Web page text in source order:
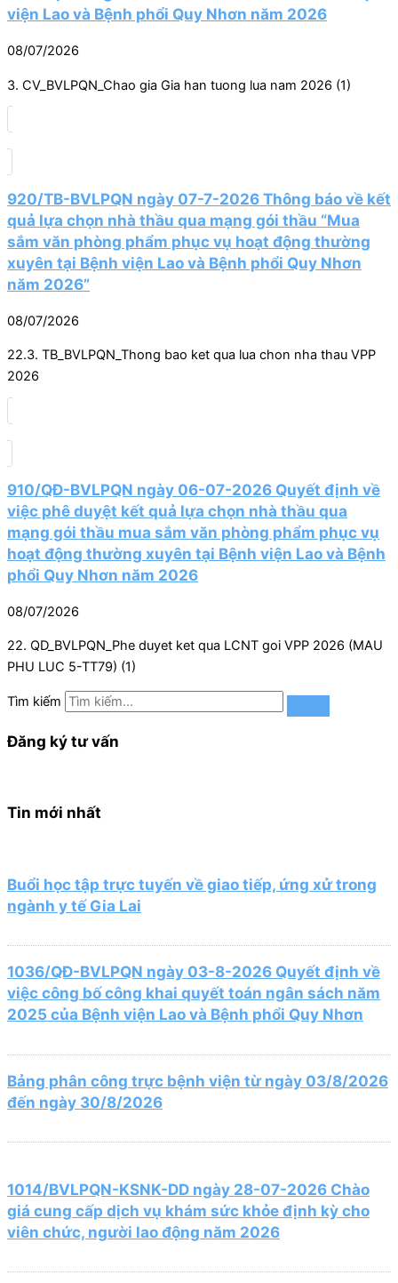
viện Lao và Bệnh phổi Quy Nhơn năm 2026
08/07/2026
3. CV_BVLPQN_Chao gia Gia han tuong lua nam 2026 (1)
920/TB-BVLPQN ngày 07-7-2026 Thông báo về kết
quả lựa chọn nhà thầu qua mạng gói thầu “Mua
sắm văn phòng phẩm phục vụ hoạt động thường
xuyên tại Bệnh viện Lao và Bệnh phổi Quy Nhơn
năm 2026”
08/07/2026
22.3. TB_BVLPQN_Thong bao ket qua lua chon nha thau VPP
2026
910/QĐ-BVLPQN ngày 06-07-2026 Quyết định về
việc phê duyệt kết quả lựa chọn nhà thầu qua
mạng gói thầu mua sắm văn phòng phẩm phục vụ
hoạt động thường xuyên tại Bệnh viện Lao và Bệnh
phổi Quy Nhơn năm 2026
08/07/2026
22. QD_BVLPQN_Phe duyet ket qua LCNT goi VPP 2026 (MAU
PHU LUC 5-TT79) (1)
Tìm kiếm
Đăng ký tư vấn
Tin mới nhất
Buổi học tập trực tuyến về giao tiếp, ứng xử trong
ngành y tế Gia Lai
1036/QĐ-BVLPQN ngày 03-8-2026 Quyết định về
việc công bố công khai quyết toán ngân sách năm
2025 của Bệnh viện Lao và Bệnh phổi Quy Nhơn
Bảng phân công trực bệnh viện từ ngày 03/8/2026
đến ngày 30/8/2026
1014/BVLPQN-KSNK-DD ngày 28-07-2026 Chào
giá cung cấp dịch vụ khám sức khỏe định kỳ cho
viên chức, người lao động năm 2026